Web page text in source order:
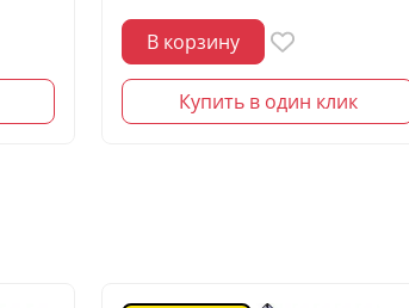
В корзину
Купить в один клик